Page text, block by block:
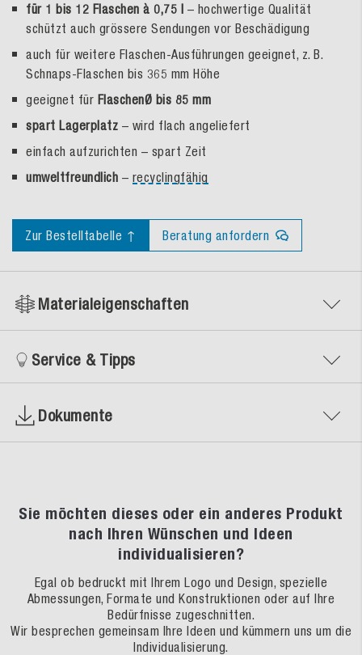
für 1 bis 12 Flaschen à 0,75 l – hochwertige Qualität
schützt auch grössere Sendungen vor Beschädigung
auch für weitere Flaschen-Ausführungen geeignet, z. B.
Schnaps-Flaschen bis 365 mm Höhe
geeignet für FlaschenØ bis 85 mm
spart Lagerplatz – wird flach angeliefert
einfach aufzurichten – spart Zeit
umweltfreundlich – recyclingfähig
Zur Bestelltabelle ↑ Beratung anfordern
Materialeigenschaften
Service & Tipps
Dokumente
Sie möchten dieses oder ein anderes Produkt
nach Ihren Wünschen und Ideen
individualisieren?
Egal ob bedruckt mit Ihrem Logo und Design, spezielle
Abmessungen, Formate und Konstruktionen oder auf Ihre
Bedürfnisse zugeschnitten.
Wir besprechen gemeinsam Ihre Ideen und kümmern uns um die
Individualisierung.